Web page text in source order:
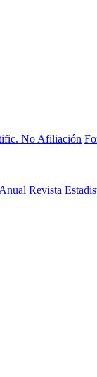
No Afiliación
Revista